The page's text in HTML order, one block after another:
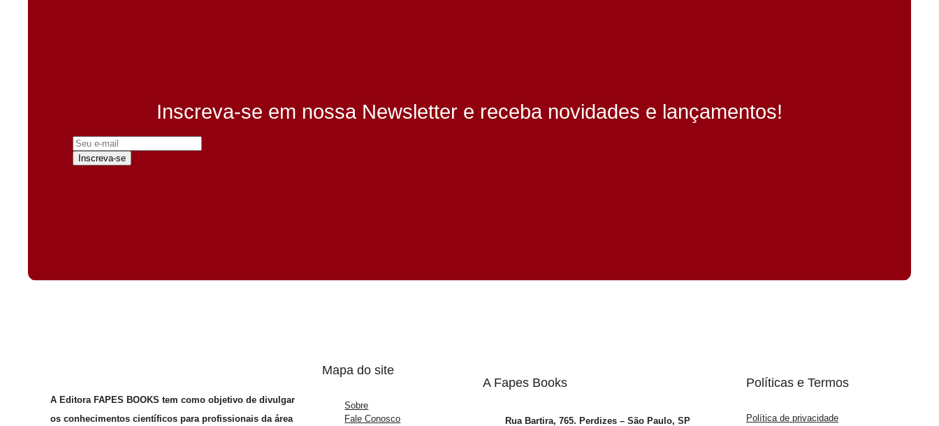
Inscreva-se em nossa Newsletter e receba novidades e lançamentos!
Inscreva-se
A Editora FAPES BOOKS tem como objetivo de divulgar
os conhecimentos científicos para profissionais da área
Mapa do site
Sobre
Fale Conosco
A Fapes Books
Rua Bartira, 765. Perdizes – São Paulo, SP
Políticas e Termos
Política de privacidade